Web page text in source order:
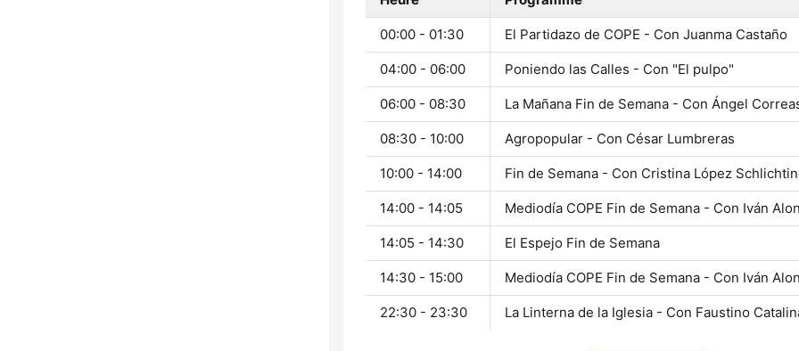
00:00 - 01:30 El Partidazo de COPE - Con Juanma Castaño
04:00 - 06:00 Poniendo las Calles - Con "El pulpo"
06:00 - 08:30 La Mañana Fin de Semana - Con Ángel
08:30 - 10:00 Agropopular - Con César Lumbreras
10:00 - 14:00 Fin de Semana - Con Cristina López
14:00 - 14:05 Mediodía COPE Fin de Semana - Con Iván
14:05 - 14:30 El Espejo Fin de Semana
14:30 - 15:00 Mediodía COPE Fin de Semana - Con Iván
22:30 - 23:30 La Linterna de la Iglesia - Con Faustino